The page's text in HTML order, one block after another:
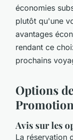
économies
plutôt qu'une
avantages
rendant ce
prochains
Options
Avis sur les
La réservation